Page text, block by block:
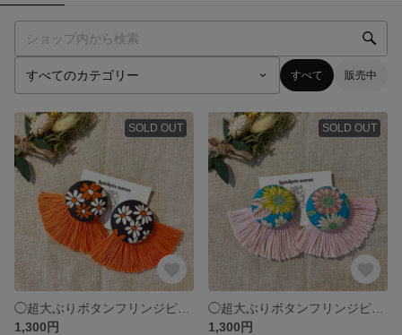
すべて 販売中
SOLD OUT
1,300円
SOLD OUT
1,300円